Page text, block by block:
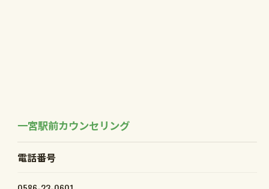
一宮駅前カウンセリング
電話番号